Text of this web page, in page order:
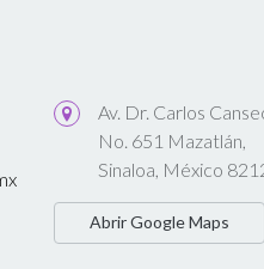
Av. Dr. Carlos
No. 651 Mazatlán,
Sinaloa, México
Abrir Google Maps